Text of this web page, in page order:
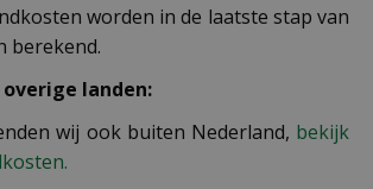
worden in de laatste stap van
berekend.
landen:
wij ook buiten Nederland, bekijk